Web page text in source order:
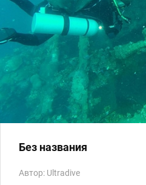
Без названия
Автор: Ultradive